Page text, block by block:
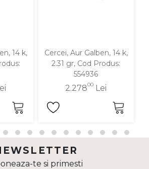
14 k,
Cercei, Aur Galben, 14 k,
2.31 gr, Cod Produs:
554936
2.27800 Lei
te si primesti